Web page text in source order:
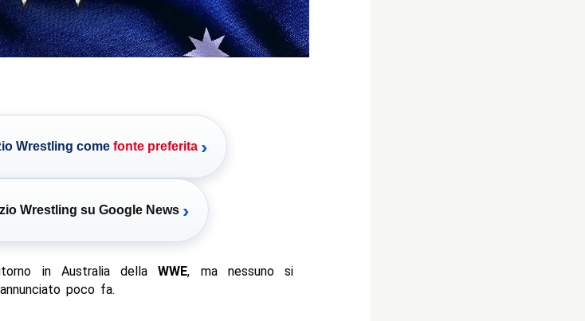
Wrestling come fonte preferita ›
Wrestling su Google News ›
in Australia dellaWWE, ma nessuno si
poco fa.